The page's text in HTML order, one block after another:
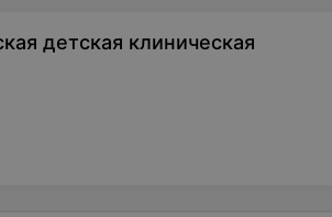
детская клиническая